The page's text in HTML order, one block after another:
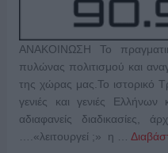
ΑΝΑΚΟΙΝΩΣΗ Το
πυλώνας πολιτισμού και
της χώρας μας.Το ιστορικό
γενιές και γενιές
αδιαφανείς διαδικασίες,
….«λειτουργεί ;» η …